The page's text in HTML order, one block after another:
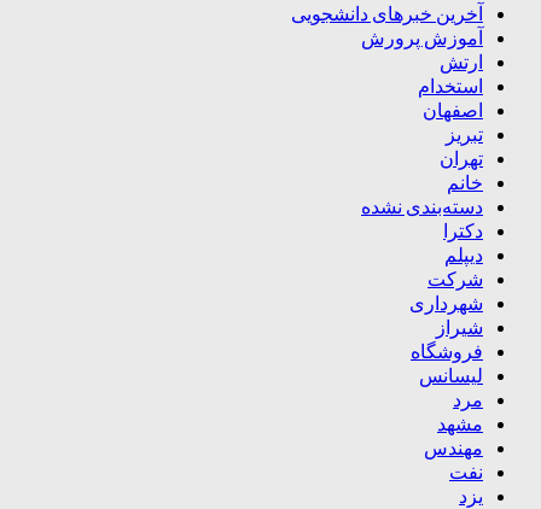
آخرین خبرهای دانشجویی
آموزش پرورش
ارتش
استخدام
اصفهان
تبریز
تهران
خانم
دسته‌بندی نشده
دکترا
دیپلم
شرکت
شهرداری
شیراز
فروشگاه
لیسانس
مرد
مشهد
مهندس
نفت
یزد